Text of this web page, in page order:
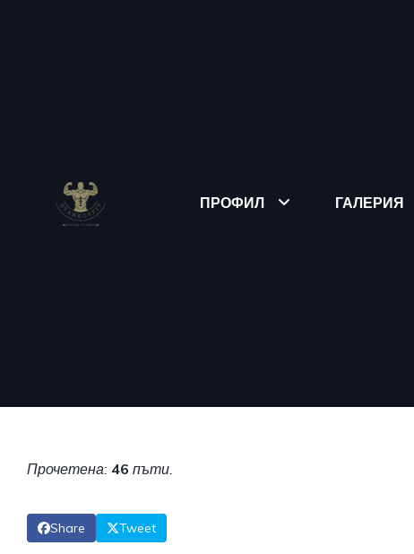
ПРОФИЛ ГАЛЕРИЯ
Прочетена: 46 пъти.
Share Tweet